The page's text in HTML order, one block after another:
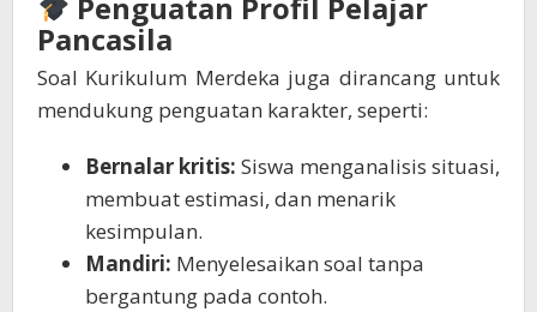
Pancasila
Soal Kurikulum Merdeka juga dirancang untuk
mendukung penguatan karakter, seperti:
Bernalar kritis: Siswa menganalisis situasi,
membuat estimasi, dan menarik
kesimpulan.
Mandiri: Menyelesaikan soal tanpa
bergantung pada contoh.